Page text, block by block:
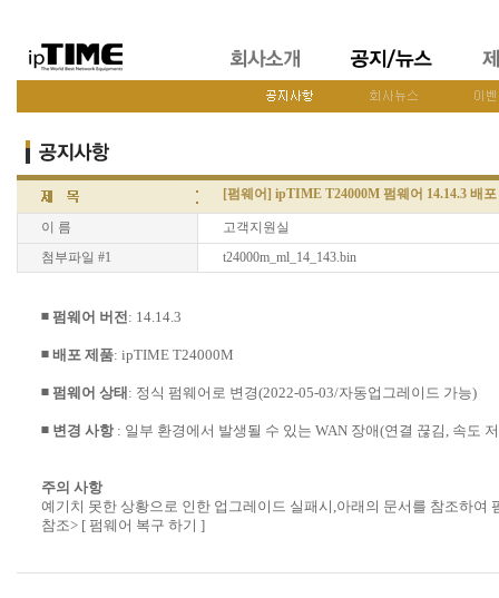
[펌웨어] ipTIME T24000M 펌웨어 14.14.3 배포
이 름
고객지원실
첨부파일 #1
t24000m_ml_14_143.bin
◾ 펌웨어 버전: 14.14.3
◾ 배포 제품: ipTIME T24000M
◾ 펌웨어 상태 : 정식 펌웨어로 변경(2022-05-03/자동업그레이드 가능)
◾ 변경 사항: 일부 환경에서 발생될 수 있는 WAN 장애(연결 끊김, 속도
주의 사항
예기치 못한 상황으로 인한 업그레이드 실패시,아래의 문서를 참조하여
참조> [ 펌웨어 복구 하기 ]